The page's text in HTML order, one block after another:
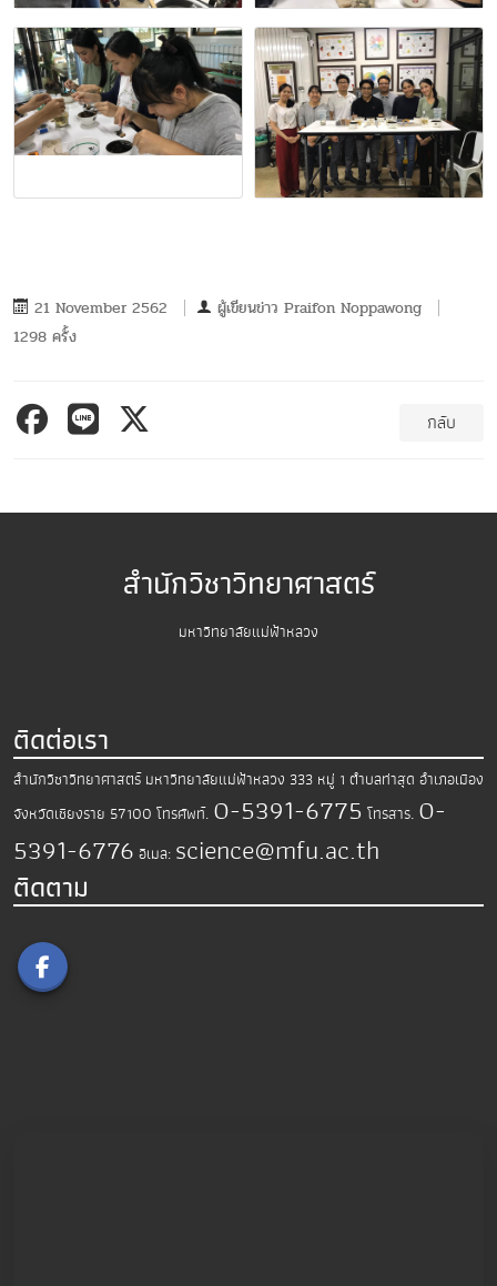
21 November 2562 ผู้เขียนข่าว Praifon Noppawong
1298 ครั้ง
กลับ
สำนักวิชาวิทยาศาสตร์
มหาวิทยาลัยแม่ฟ้าหลวง
ติดต่อเรา
สำนักวิชาวิทยาศาสตร์ มหาวิทยาลัยแม่ฟ้าหลวง 333 หมู่ 1 ตำบลท่าสุด อำเภอเมือง
จังหวัดเชียงราย 57100 โทรศัพท์. 0-5391-6775 โทรสาร. 0-
5391-6776 อีเมล: science@mfu.ac.th
ติดตาม